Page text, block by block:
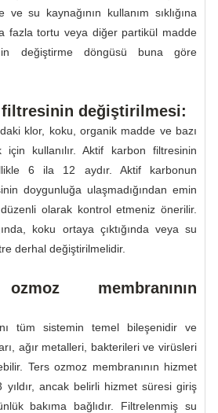
su kaynağının kullanım sıklığına
fazla tortu veya diğer partikül madde
değiştirme döngüsü buna göre
değiştirilmesi:
klor, koku, organik madde ve bazı
için kullanılır. Aktif karbon filtresinin
6 ila 12 aydır. Aktif karbonun
doygunluğa ulaşmadığından emin
olarak kontrol etmeniz önerilir.
koku ortaya çıktığında veya su
derhal değiştirilmelidir.
membranının
tüm sistemin temel bileşenidir ve
ağır metalleri, bakterileri ve virüsleri
Ters ozmoz membranının hizmet
ancak belirli hizmet süresi giriş
bakıma bağlıdır. Filtrelenmiş su